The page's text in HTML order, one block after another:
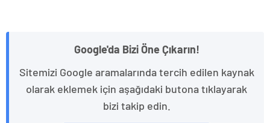
Google'da Bizi Öne Çıkarın!
Sitemizi Google aramalarında tercih edilen kaynak
olarak eklemek için aşağıdaki butona tıklayarak
bizi takip edin.